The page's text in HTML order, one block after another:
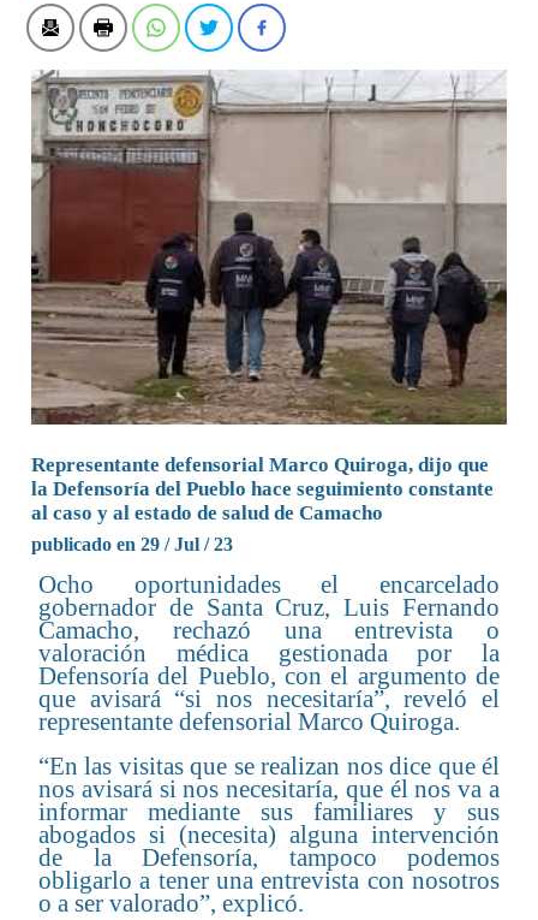
Representante defensorial Marco Quiroga, dijo que
la Defensoría del Pueblo hace seguimiento constante
al caso y al estado de salud de Camacho
publicado en 29 / Jul / 23
Ocho oportunidades el encarcelado
gobernador de Santa Cruz, Luis Fernando
Camacho, rechazó una entrevista o
valoración médica gestionada por la
Defensoría del Pueblo, con el argumento de
que avisará “si nos necesitaría”, reveló el
representante defensorial Marco Quiroga.
“En las visitas que se realizan nos dice que él
nos avisará si nos necesitaría, que él nos va a
informar mediante sus familiares y sus
abogados si (necesita) alguna intervención
de la Defensoría, tampoco podemos
obligarlo a tener una entrevista con nosotros
o a ser valorado”, explicó.